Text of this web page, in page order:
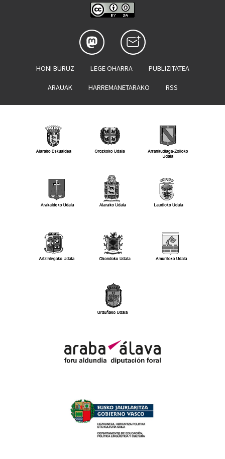
HONI BURUZ LEGE OHARRA PUBLIZITATEA
ARAUAK HARREMANETARAKO RSS